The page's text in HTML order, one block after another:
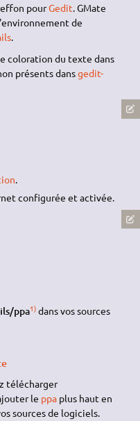
pourGedit. GMate
de
.
coloration du texte dans
présents dansgedit-
configurée et activée.
ppa1)dans vos sources
télécharger
le ppa plus haut en
sources de logiciels.